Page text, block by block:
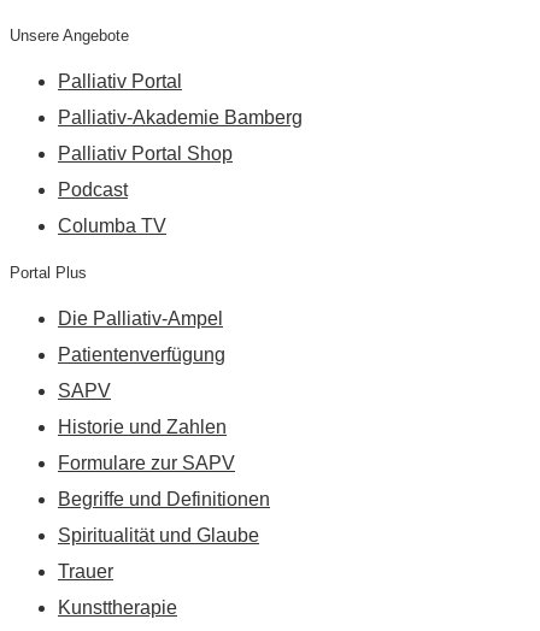
Unsere Angebote
Palliativ Portal
Palliativ-Akademie Bamberg
Palliativ Portal Shop
Podcast
Columba TV
Portal Plus
Die Palliativ-Ampel
Patientenverfügung
SAPV
Historie und Zahlen
Formulare zur SAPV
Begriffe und Definitionen
Spiritualität und Glaube
Trauer
Kunsttherapie